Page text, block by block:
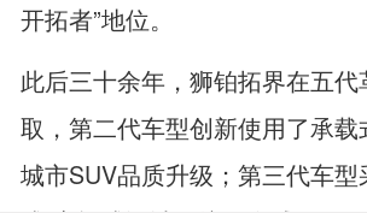
开拓者”地位。
此后三十余年，狮铂拓界在五
取，第二代车型创新使用了承
城市SUV品质升级；第三代车型